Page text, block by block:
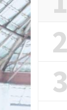
2
3